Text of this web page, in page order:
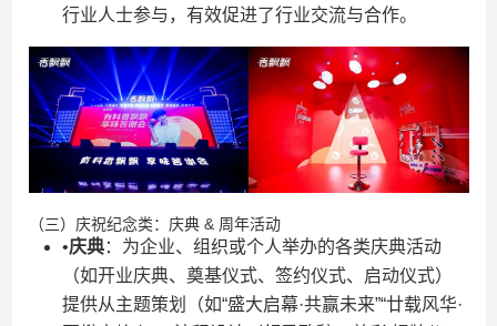
行业人士参与，有效促进了行业交流与合作。
（三）庆祝纪念类：庆典 & 周年活动
•​​庆典​​：为企业、组织或个人举办的各类庆典活动
（如开业庆典、奠基仪式、签约仪式、启动仪式）
提供从主题策划（如“盛大启幕·共赢未来”“廿载风华·